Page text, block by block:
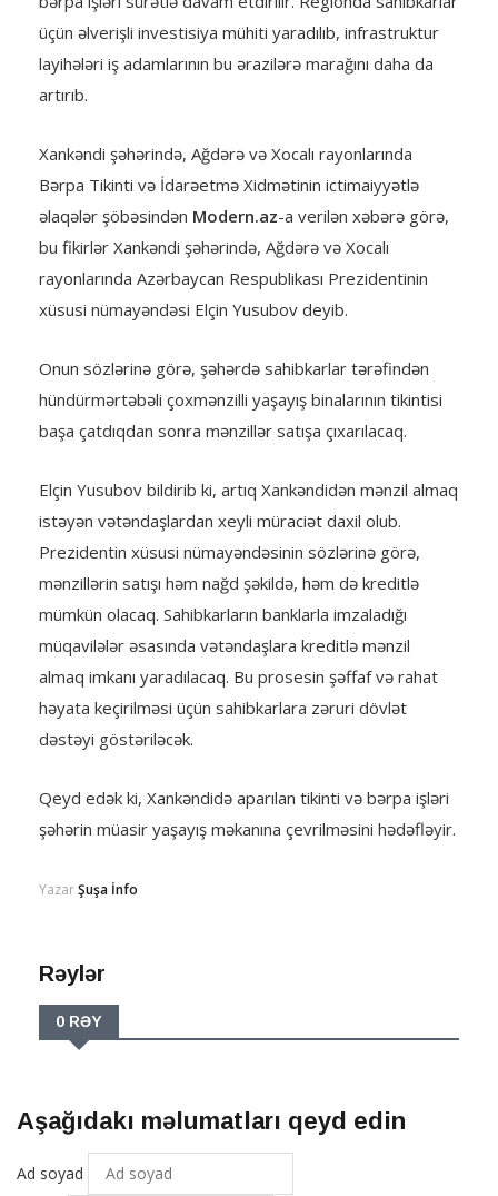
üçün əlverişli investisiya mühiti yaradılıb, infrastruktur
layihələri iş adamlarının bu ərazilərə marağını daha da
artırıb.
Xankəndi şəhərində, Ağdərə və Xocalı rayonlarında
Bərpa Tikinti və İdarəetmə Xidmətinin ictimaiyyətlə
əlaqələr şöbəsindən Modern.az-a verilən xəbərə görə,
bu fikirlər Xankəndi şəhərində, Ağdərə və Xocalı
rayonlarında Azərbaycan Respublikası Prezidentinin
xüsusi nümayəndəsi Elçin Yusubov deyib.
Onun sözlərinə görə, şəhərdə sahibkarlar tərəfindən
hündürmərtəbəli çoxmənzilli yaşayış binalarının tikintisi
başa çatdıqdan sonra mənzillər satışa çıxarılacaq.
Elçin Yusubov bildirib ki, artıq Xankəndidən mənzil almaq
istəyən vətəndaşlardan xeyli müraciət daxil olub.
Prezidentin xüsusi nümayəndəsinin sözlərinə görə,
mənzillərin satışı həm nağd şəkildə, həm də kreditlə
mümkün olacaq. Sahibkarların banklarla imzaladığı
müqavilələr əsasında vətəndaşlara kreditlə mənzil
almaq imkanı yaradılacaq. Bu prosesin şəffaf və rahat
həyata keçirilməsi üçün sahibkarlara zəruri dövlət
dəstəyi göstəriləcək.
Qeyd edək ki, Xankəndidə aparılan tikinti və bərpa işləri
şəhərin müasir yaşayış məkanına çevrilməsini hədəfləyir.
YazarŞuşa İnfo
Rəylər
0 RƏY
Aşağıdakı məlumatları qeyd edin
Ad soyad